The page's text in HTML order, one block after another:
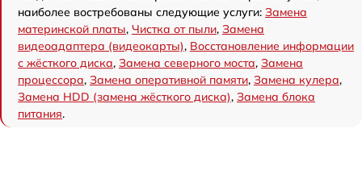
наиболее востребованы следующие услуги: Замена
материнской платы, Чистка от пыли, Замена
видеоадаптера (видеокарты), Восстановление информации
с жёсткого диска, Замена северного моста, Замена
процессора, Замена оперативной памяти, Замена кулера,
Замена HDD (замена жёсткого диска), Замена блока
питания.